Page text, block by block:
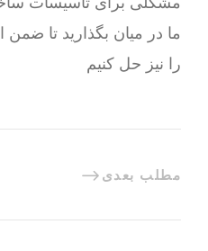
ما در میان بگذارید تا
را نیز حل کنیم
مطلب بعدی